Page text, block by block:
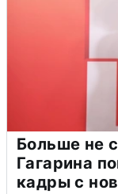
Больше не
Гагарина
кадры с